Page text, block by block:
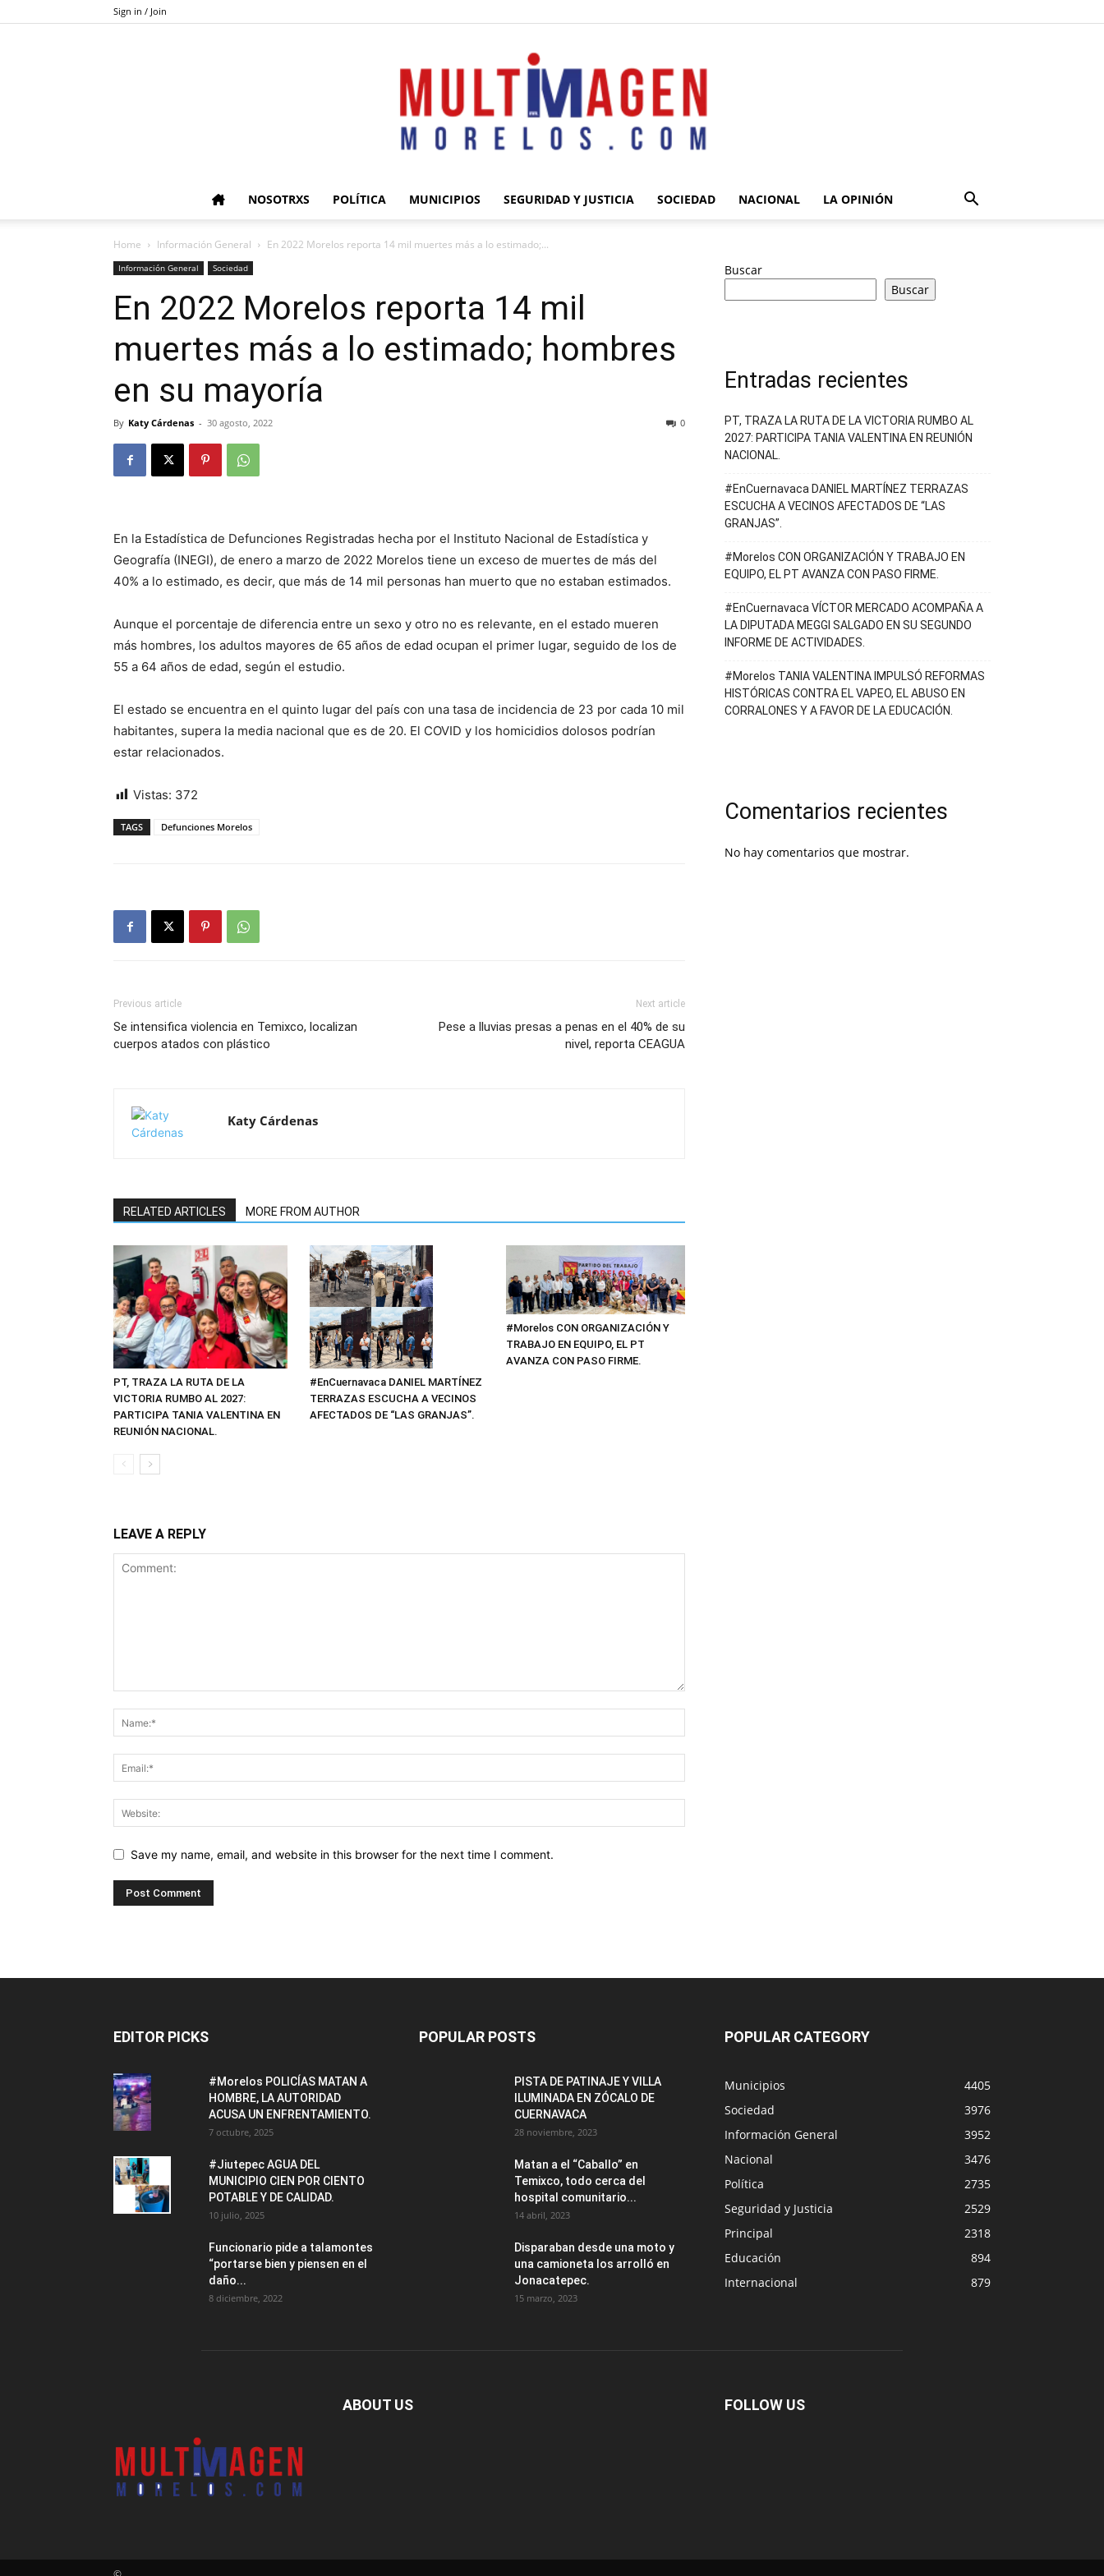
Sign in / Join
NOSOTRXS POLÍTICA MUNICIPIOS SEGURIDAD Y JUSTICIA SOCIEDAD NACIONAL LA OPINIÓN
Home Información General En 2022 Morelos reporta 14 mil muertes más a lo estimado;...
Información General Sociedad
En 2022 Morelos reporta 14 mil
muertes más a lo estimado; hombres
en su mayoría
By Katy Cárdenas - 30 agosto, 2022 0
En la Estadística de Defunciones Registradas hecha por el Instituto Nacional de Estadística y
Geografía (INEGI), de enero a marzo de 2022 Morelos tiene un exceso de muertes de más del
40% a lo estimado, es decir, que más de 14 mil personas han muerto que no estaban estimados.
Aunque el porcentaje de diferencia entre un sexo y otro no es relevante, en el estado mueren
más hombres, los adultos mayores de 65 años de edad ocupan el primer lugar, seguido de los de
55 a 64 años de edad, según el estudio.
El estado se encuentra en el quinto lugar del país con una tasa de incidencia de 23 por cada 10 mil
habitantes, supera la media nacional que es de 20. El COVID y los homicidios dolosos podrían
estar relacionados.
Vistas: 372
TAGS Defunciones Morelos
Previous article
Se intensifica violencia en Temixco, localizan
cuerpos atados con plástico
Next article
Pese a lluvias presas a penas en el 40% de su
nivel, reporta CEAGUA
Katy Cárdenas
RELATED ARTICLES MORE FROM AUTHOR
PT, TRAZA LA RUTA DE LA
VICTORIA RUMBO AL 2027:
PARTICIPA TANIA VALENTINA EN
REUNIÓN NACIONAL.
#EnCuernavaca DANIEL MARTÍNEZ
TERRAZAS ESCUCHA A VECINOS
AFECTADOS DE “LAS GRANJAS”.
#Morelos CON ORGANIZACIÓN Y
TRABAJO EN EQUIPO, EL PT
AVANZA CON PASO FIRME.
LEAVE A REPLY
Save my name, email, and website in this browser for the next time I comment.
Buscar
Buscar
Entradas recientes
PT, TRAZA LA RUTA DE LA VICTORIA RUMBO AL
2027: PARTICIPA TANIA VALENTINA EN REUNIÓN
NACIONAL.
#EnCuernavaca DANIEL MARTÍNEZ TERRAZAS
ESCUCHA A VECINOS AFECTADOS DE “LAS
GRANJAS”.
#Morelos CON ORGANIZACIÓN Y TRABAJO EN
EQUIPO, EL PT AVANZA CON PASO FIRME.
#EnCuernavaca VÍCTOR MERCADO ACOMPAÑA A
LA DIPUTADA MEGGI SALGADO EN SU SEGUNDO
INFORME DE ACTIVIDADES.
#Morelos TANIA VALENTINA IMPULSÓ REFORMAS
HISTÓRICAS CONTRA EL VAPEO, EL ABUSO EN
CORRALONES Y A FAVOR DE LA EDUCACIÓN.
Comentarios recientes
No hay comentarios que mostrar.
EDITOR PICKS
#Morelos POLICÍAS MATAN A
HOMBRE, LA AUTORIDAD
ACUSA UN ENFRENTAMIENTO.
7 octubre, 2025
#Jiutepec AGUA DEL
MUNICIPIO CIEN POR CIENTO
POTABLE Y DE CALIDAD.
10 julio, 2025
Funcionario pide a talamontes
“portarse bien y piensen en el
daño...
8 diciembre, 2022
POPULAR POSTS
PISTA DE PATINAJE Y VILLA
ILUMINADA EN ZÓCALO DE
CUERNAVACA
28 noviembre, 2023
Matan a el “Caballo” en
Temixco, todo cerca del
hospital comunitario...
14 abril, 2023
Disparaban desde una moto y
una camioneta los arrolló en
Jonacatepec.
15 marzo, 2023
POPULAR CATEGORY
Municipios
4405
Sociedad
3976
Información General
3952
Nacional
3476
Política
2735
Seguridad y Justicia
2529
Principal
2318
Educación
894
Internacional
879
ABOUT US FOLLOW US